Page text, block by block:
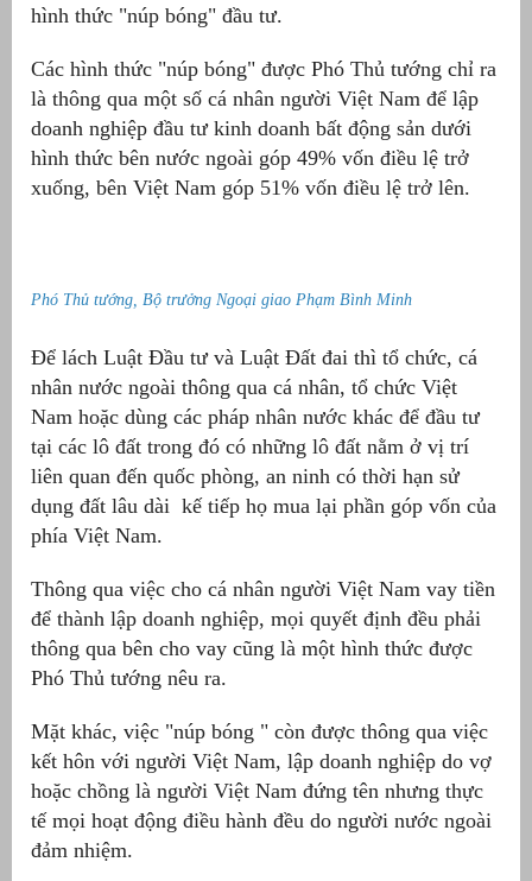
hình thức "núp bóng" đầu tư.
Các hình thức "núp bóng" được Phó Thủ tướng chỉ ra
là thông qua một số cá nhân người Việt Nam để lập
doanh nghiệp đầu tư kinh doanh bất động sản dưới
hình thức bên nước ngoài góp 49% vốn điều lệ trở
xuống, bên Việt Nam góp 51% vốn điều lệ trở lên.
Phó Thủ tướng, Bộ trưởng Ngoại giao Phạm Bình Minh
Để lách Luật Đầu tư và Luật Đất đai thì tổ chức, cá
nhân nước ngoài thông qua cá nhân, tổ chức Việt
Nam hoặc dùng các pháp nhân nước khác để đầu tư
tại các lô đất trong đó có những lô đất nằm ở vị trí
liên quan đến quốc phòng, an ninh có thời hạn sử
dụng đất lâu dài kế tiếp họ mua lại phần góp vốn của
phía Việt Nam.
Thông qua việc cho cá nhân người Việt Nam vay tiền
để thành lập doanh nghiệp, mọi quyết định đều phải
thông qua bên cho vay cũng là một hình thức được
Phó Thủ tướng nêu ra.
Mặt khác, việc "núp bóng " còn được thông qua việc
kết hôn với người Việt Nam, lập doanh nghiệp do vợ
hoặc chồng là người Việt Nam đứng tên nhưng thực
tế mọi hoạt động điều hành đều do người nước ngoài
đảm nhiệm.